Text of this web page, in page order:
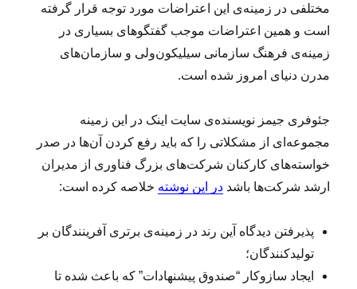
و‌
ک
)
:
ن
ح
مختلفی در زمینه‌ی این اعتراضات مورد توجه قرار گرفته
است و همین اعتراضات موجب گفتگوهای بسیاری در
زمینه‌ی فرهنگ سازمانی سیلیکون‌ولی و سازمان‌های
مدرن دنیای امروز شده است.
جئوفری جیمز نویسنده‌ی سایت اینک در این زمینه
مجموعه‌ای از مشکلاتی را که باید رفع کردن آن‌ها در صدر
خواسته‌های کارکنان شرکت‌های بزرگ فناوری از مدیران‌
ارشد شرکت‌ها باشددر این نوشته خلاصه کرده است:
پذیرفتن دیدگاه آین رند در زمینه‌ی برتری آفرینندگان بر
تولیدکنندگان؛
ایجاد سازوکار “صندوق پیشنهادات” که باعث شده تا